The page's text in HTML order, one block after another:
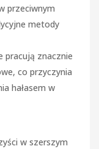
przeciwnym
metody
pracują znacznie
co przyczynia
hałasem w
w szerszym